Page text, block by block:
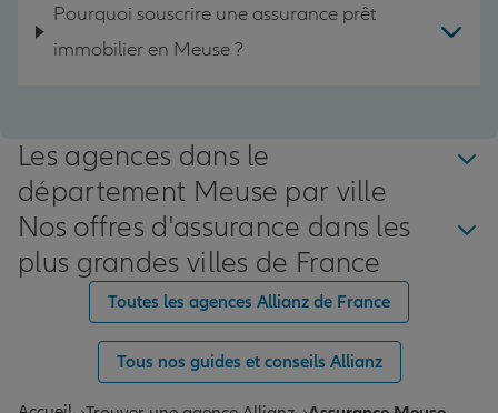
Pourquoi souscrire une assurance prêt
immobilier en Meuse ?
Les agences dans le
département Meuse par ville
Nos offres d'assurance dans les
plus grandes villes de France
Toutes les agences Allianz de France
Tous nos guides et conseils Allianz